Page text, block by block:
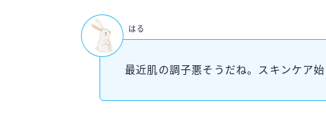
最近肌の調子悪そうだね。スキンケア
はる